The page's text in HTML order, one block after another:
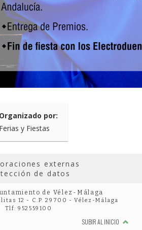
Organizado por:
Ferias y Fiestas
externas
de datos
de Vélez-Málaga
12 - C.P. 29700 - Vélez-Málaga
Tlf: 952559100
SUBIR AL INICIO